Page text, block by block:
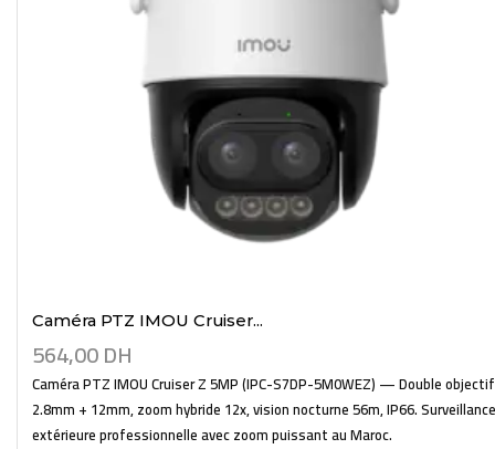
Caméra PTZ IMOU Cruiser...
564,00DH
Caméra PTZ IMOU Cruiser Z 5MP (IPC-S7DP-5M0WEZ) — Double objectif
2.8mm + 12mm, zoom hybride 12x, vision nocturne 56m, IP66. Surveillance
extérieure professionnelle avec zoom puissant au Maroc.